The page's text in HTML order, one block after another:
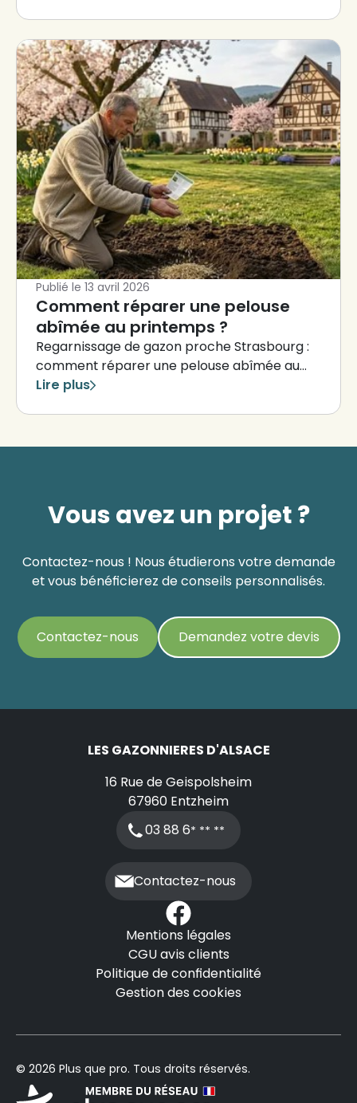
Publié le 13 avril 2026
Comment réparer une pelouse
abîmée au printemps ?
Regarnissage de gazon proche Strasbourg :
comment réparer une pelouse abîmée au
printemps ?
Lire plus
Vous avez un projet ?
Contactez-nous ! Nous étudierons votre demande
et vous bénéficierez de conseils personnalisés.
Contactez-nous Demandez votre devis
LES GAZONNIERES D'ALSACE
16 Rue de Geispolsheim
67960 Entzheim
03 88 6* ** **
Contactez-nous
Mentions légales
CGU avis clients
Politique de confidentialité
Gestion des cookies
© 2026 Plus que pro. Tous droits réservés.